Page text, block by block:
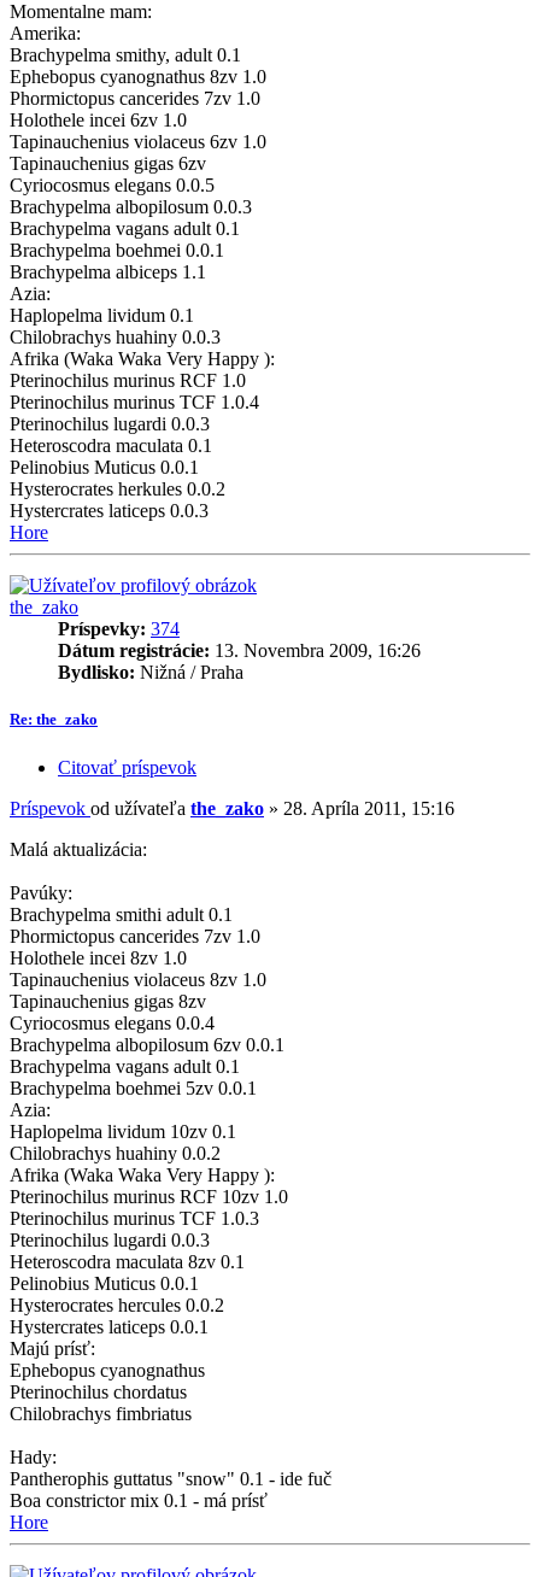
Momentalne mam:
Amerika:
Brachypelma smithy, adult 0.1
Ephebopus cyanognathus 8zv 1.0
Phormictopus cancerides 7zv 1.0
Holothele incei 6zv 1.0
Tapinauchenius violaceus 6zv 1.0
Tapinauchenius gigas 6zv
Cyriocosmus elegans 0.0.5
Brachypelma albopilosum 0.0.3
Brachypelma vagans adult 0.1
Brachypelma boehmei 0.0.1
Brachypelma albiceps 1.1
Azia:
Haplopelma lividum 0.1
Chilobrachys huahiny 0.0.3
Afrika (Waka Waka Very Happy ):
Pterinochilus murinus RCF 1.0
Pterinochilus murinus TCF 1.0.4
Pterinochilus lugardi 0.0.3
Heteroscodra maculata 0.1
Pelinobius Muticus 0.0.1
Hysterocrates herkules 0.0.2
Hystercrates laticeps 0.0.3
Hore
the_zako
Príspevky: 374
Dátum registrácie: 13. Novembra 2009, 16:26
Bydlisko: Nižná / Praha
Re: the_zako
Citovať príspevok
Príspevok od užívateľa the_zako » 28. Apríla 2011, 15:16
Malá aktualizácia:
Pavúky:
Brachypelma smithi adult 0.1
Phormictopus cancerides 7zv 1.0
Holothele incei 8zv 1.0
Tapinauchenius violaceus 8zv 1.0
Tapinauchenius gigas 8zv
Cyriocosmus elegans 0.0.4
Brachypelma albopilosum 6zv 0.0.1
Brachypelma vagans adult 0.1
Brachypelma boehmei 5zv 0.0.1
Azia:
Haplopelma lividum 10zv 0.1
Chilobrachys huahiny 0.0.2
Afrika (Waka Waka Very Happy ):
Pterinochilus murinus RCF 10zv 1.0
Pterinochilus murinus TCF 1.0.3
Pterinochilus lugardi 0.0.3
Heteroscodra maculata 8zv 0.1
Pelinobius Muticus 0.0.1
Hysterocrates hercules 0.0.2
Hystercrates laticeps 0.0.1
Majú prísť:
Ephebopus cyanognathus
Pterinochilus chordatus
Chilobrachys fimbriatus
Hady:
Pantherophis guttatus "snow" 0.1 - ide fuč
Boa constrictor mix 0.1 - má prísť
Hore